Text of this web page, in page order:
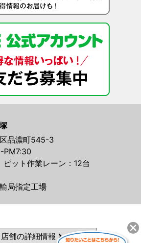
品濃町545-3
PM7:30
ット作業レーン：12台
局指定工場
店舗の詳細情報